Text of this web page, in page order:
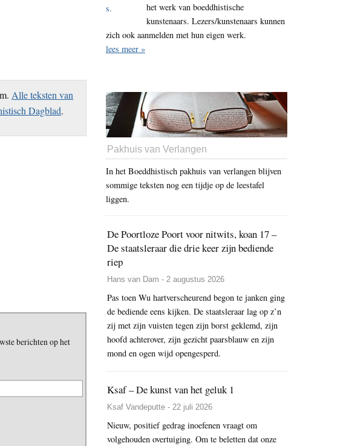
Alle teksten van
Dagblad.
berichten op het
het werk van boeddhistische
kunstenaars. Lezers/kunstenaars kunnen
zich ook aanmelden met hun eigen werk.
lees meer »
Pakhuis van Verlangen
In het Boeddhistisch pakhuis van verlangen blijven
sommige teksten nog een tijdje op de leestafel
liggen.
De Poortloze Poort voor nitwits, koan 17 –
De staatsleraar die drie keer zijn bediende
riep
Hans van Dam - 2 augustus 2026
Pas toen Wu hartverscheurend begon te janken ging
de bediende eens kijken. De staatsleraar lag op z’n
zij met zijn vuisten tegen zijn borst geklemd, zijn
hoofd achterover, zijn gezicht paarsblauw en zijn
mond en ogen wijd opengesperd.
Ksaf – De kunst van het geluk 1
Ksaf Vandeputte - 22 juli 2026
Nieuw, positief gedrag inoefenen vraagt om
volgehouden overtuiging. Om te beletten dat onze